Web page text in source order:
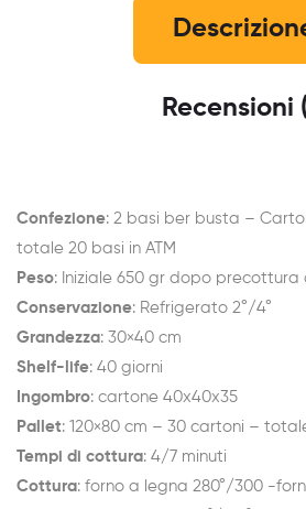
Recensioni
Confezione: 2 basi ber busta –
totale 20 basi in ATM
Peso: Iniziale 650 gr dopo precottura
Conservazione: Refrigerato 2°/4°
Grandezza: 30×40 cm
Shelf-life: 40 giorni
Ingombro: cartone 40x40x35
Pallet: 120×80 cm – 30 cartoni –
Tempi di cottura: 4/7 minuti
Cottura: forno a legna 280°/300 -